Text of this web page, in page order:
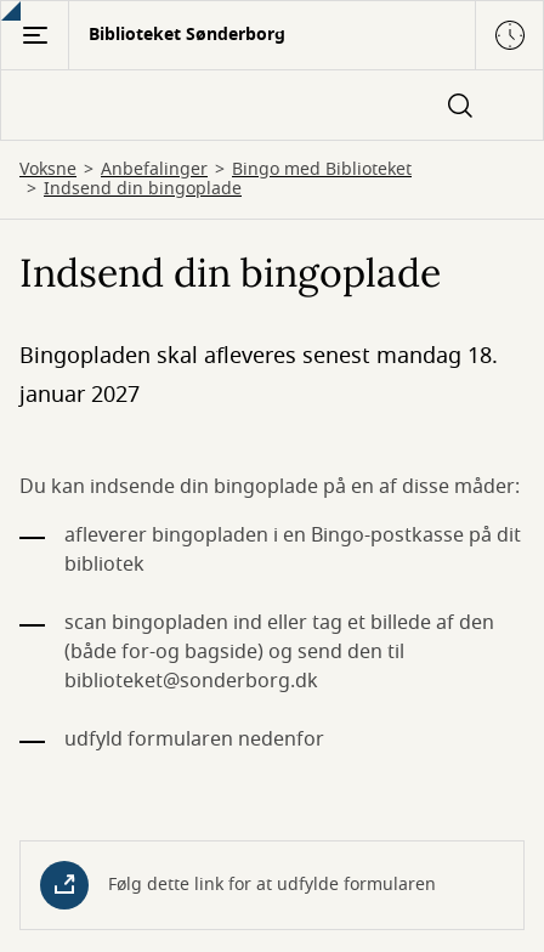
Gå
hovedindhold
Biblioteket Sønderborg
Voksne Anbefalinger Bingo med Biblioteket
Indsend din bingoplade
Indsend din bingoplade
Bingopladen skal afleveres senest mandag 18.
januar 2027
Du kan indsende din bingoplade på en af disse måder:
afleverer bingopladen i en Bingo-postkasse på dit
bibliotek
scan bingopladen ind eller tag et billede af den
(både for-og bagside) og send den til
biblioteket@sonderborg.dk
udfyld formularen nedenfor
Følg dette link for at udfylde formularen